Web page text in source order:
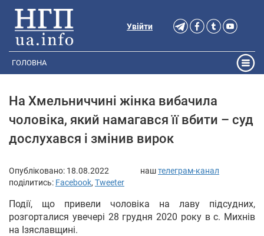
Увійти
ГОЛОВНА
На Хмельниччині жінка вибачила
чоловіка, який намагався її вбити – суд
дослухався і змінив вирок
Опубліковано: 18.08.2022 наштелеграм-канал
поділитись: Facebook, Tweeter
Події, що привели чоловіка на лаву підсудних,
розгорталися увечері 28 грудня 2020 року в с. Михнів
на Ізяславщині.